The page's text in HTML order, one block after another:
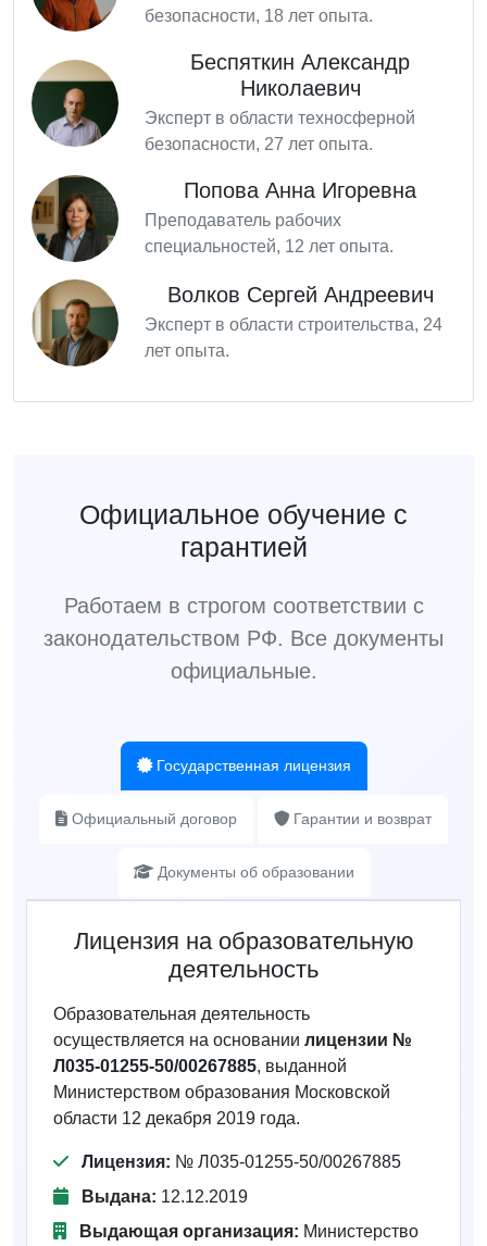
безопасности, 18 лет опыта.
Беспяткин Александр
Николаевич
Эксперт в области техносферной
безопасности, 27 лет опыта.
Попова Анна Игоревна
Преподаватель рабочих
специальностей, 12 лет опыта.
Волков Сергей Андреевич
Эксперт в области строительства, 24
лет опыта.
Официальное обучение с
гарантией
Работаем в строгом соответствии с
законодательством РФ. Все документы
официальные.
Государственная лицензия
Официальный договор Гарантии и возврат
Документы об образовании
Лицензия на образовательную
деятельность
Образовательная деятельность
осуществляется на основании лицензии №
Л035-01255-50/00267885, выданной
Министерством образования Московской
области 12 декабря 2019 года.
Лицензия: № Л035-01255-50/00267885
Выдана: 12.12.2019
Выдающая организация: Министерство